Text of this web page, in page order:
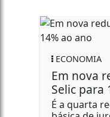
ECONOMIA
Em nova
Selic para
É a quarta